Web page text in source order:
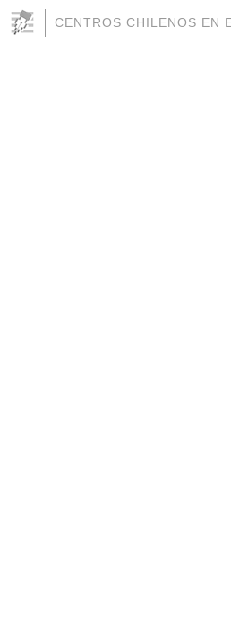
CENTROS CHILENOS EN